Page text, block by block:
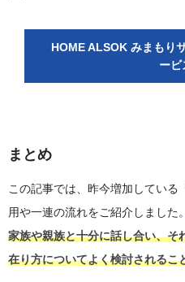
HOME ALSOK みまもり
ービ
まとめ
この記事では、昨今増加してい
用や一連の流れをご紹介しました。
家族や親族と十分に話し合い、そ
在り方についてよく検討されるこ